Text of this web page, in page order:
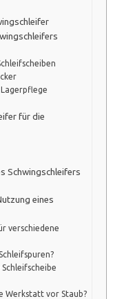
für die
Schwingschleifers
eines
verschiedene
Werkstatt vor Staub?